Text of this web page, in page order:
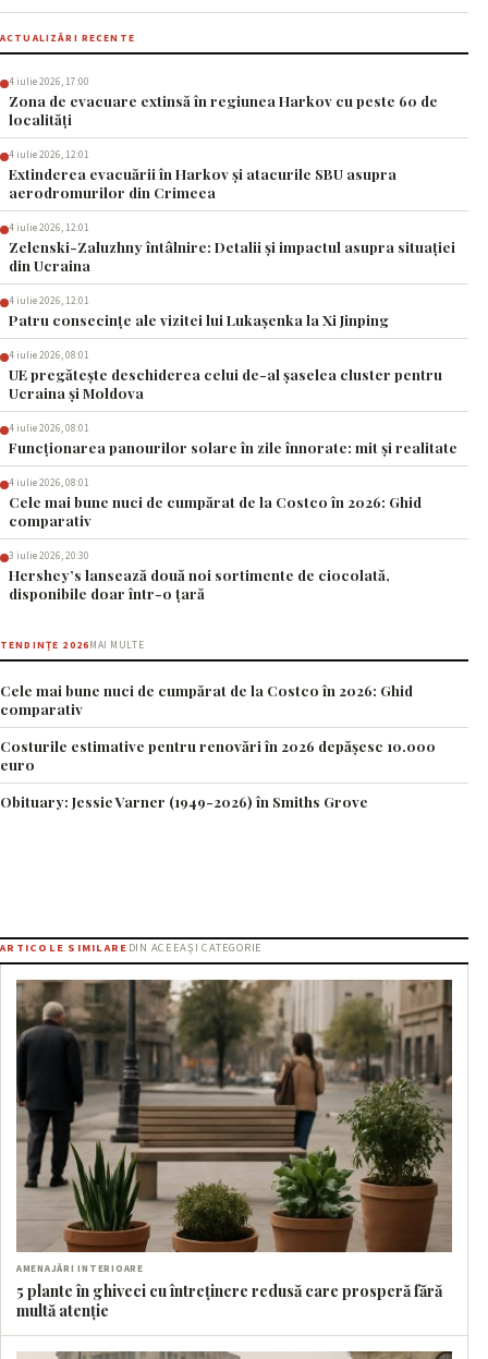
ACTUALIZĂRI RECENTE
4 iulie 2026, 17:00
Zona de evacuare extinsă în regiunea Harkov cu peste 60 de
localități
4 iulie 2026, 12:01
Extinderea evacuării în Harkov și atacurile SBU asupra
aerodromurilor din Crimeea
4 iulie 2026, 12:01
Zelenski-Zaluzhny întâlnire: Detalii și impactul asupra situației
din Ucraina
4 iulie 2026, 12:01
Patru consecințe ale vizitei lui Lukașenka la Xi Jinping
4 iulie 2026, 08:01
UE pregătește deschiderea celui de-al șaselea cluster pentru
Ucraina și Moldova
4 iulie 2026, 08:01
Funcționarea panourilor solare în zile înnorate: mit și realitate
4 iulie 2026, 08:01
Cele mai bune nuci de cumpărat de la Costco în 2026: Ghid
comparativ
3 iulie 2026, 20:30
Hershey’s lansează două noi sortimente de ciocolată,
disponibile doar într-o țară
TENDINȚE 2026MAI MULTE
Cele mai bune nuci de cumpărat de la Costco în 2026: Ghid
comparativ
Costurile estimative pentru renovări în 2026 depășesc 10.000
euro
Obituary: Jessie Varner (1949-2026) în Smiths Grove
ARTICOLE SIMILARE DIN ACEEAȘI CATEGORIE
AMENAJĂRI INTERIOARE
5 plante în ghiveci cu întreținere redusă care prosperă fără
multă atenție